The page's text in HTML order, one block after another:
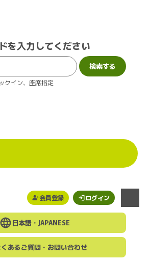
会員登録 ログイン
メニュー
を入力してください
クイン、座席指定
日本語・ JAPANESE
あるご質問・お問い合わせ